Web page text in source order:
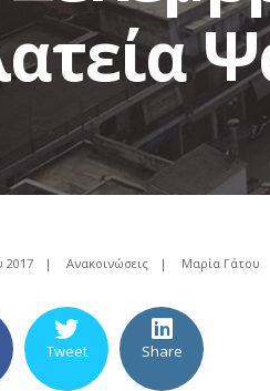
2017 | Ανακοινώσεις | Μαρία Γάτου
Tweet Share